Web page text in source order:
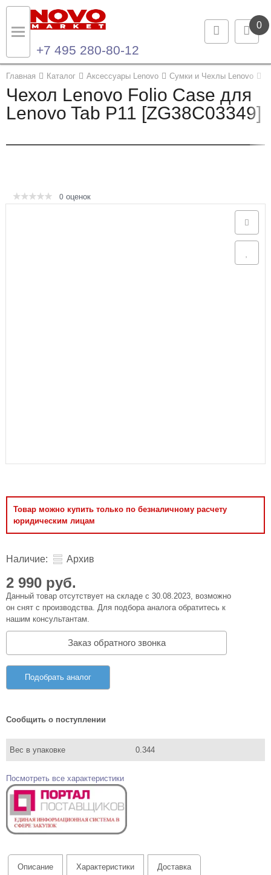
0
+7 495 280-80-12
Главная Каталог Аксессуары Lenovo Сумки и Чехлы Lenovo
Чехол Lenovo Folio Case для
Lenovo Tab P11 [ZG38C03349]
Товар можно купить только по безналичному расчету
юридическим лицам
0 оценок
Наличие: Архив
2 990 руб.
Данный товар отсутствует на складе с 30.08.2023, возможно
он снят с производства. Для подбора аналога обратитесь к
нашим консультантам.
Заказ обратного звонка
Подобрать аналог
Сообщить о поступлении
Вес в упаковке 0.344
Посмотреть все характеристики
Описание Характеристики Доставка
Назад
Каталог продукции
Назад
Контакты